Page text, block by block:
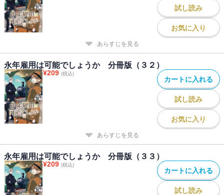
試し読み
お気に入り
あらすじを見る
永年雇用は可能でしょうか 分冊版（３２）
¥209 (税込)
カートに入れる
試し読み
お気に入り
あらすじを見る
永年雇用は可能でしょうか 分冊版（３３）
¥209 (税込)
カートに入れる
試し読み